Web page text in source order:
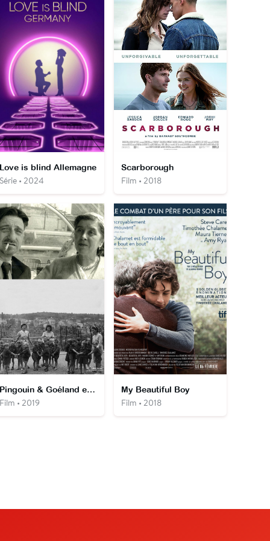
is blind Allemagne
• 2024
Scarborough
Film • 2018
Pingouin & Goéland et leurs 500 petits
• 2019
My Beautiful Boy
Film • 2018